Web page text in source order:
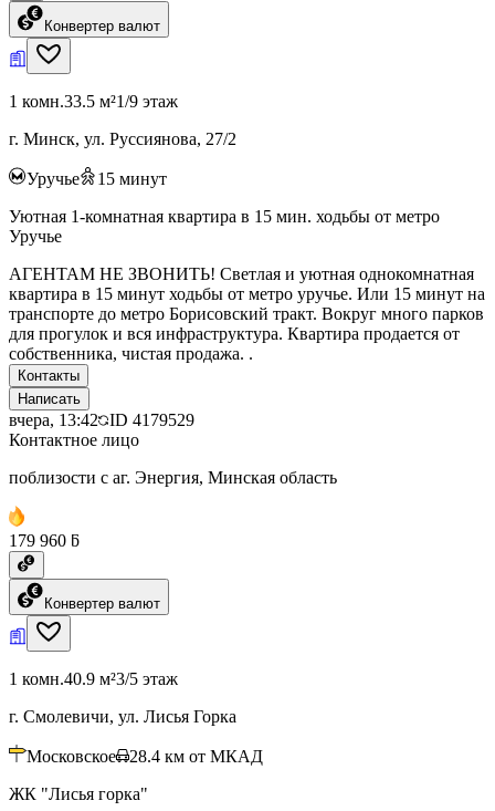
Конвертер валют
1 комн.33.5 м²1/9 этаж
г. Минск, ул. Руссиянова, 27/2
Уручье 15 минут
Уютная 1-комнатная квартира в 15 мин. ходьбы от метро
Уручье
АГЕНТАМ НЕ ЗВОНИТЬ! Светлая и уютная однокомнатная
квартира в 15 минут ходьбы от метро уручье. Или 15 минут на
транспорте до метро Борисовский тракт. Вокруг много парков
для прогулок и вся инфраструктура. Квартира продается от
собственника, чистая продажа. .
Контакты
Написать
вчера, 13:42 ID 4179529
Контактное лицо
поблизости с аг. Энергия, Минская область
179 960 ƃ
Конвертер валют
1 комн.40.9 м²3/5 этаж
г. Смолевичи, ул. Лисья Горка
Московское 28.4 км от МКАД
ЖК "Лисья горка"